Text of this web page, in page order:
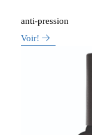
anti-pression
Voir!